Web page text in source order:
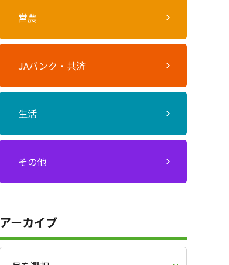
営農
JAバンク・共済
生活
その他
アーカイブ